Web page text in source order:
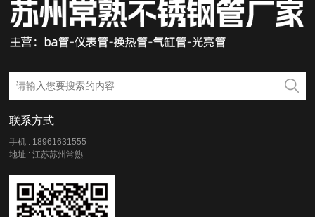
联系方式
手机 : 18961631555
地址 : 江苏苏州常熟